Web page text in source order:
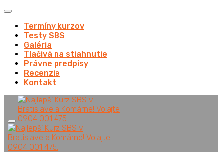
Termíny kurzov
Testy SBS
Galéria
Tlačivá na stiahnutie
Právne predpisy
Recenzie
Kontakt